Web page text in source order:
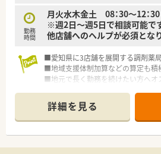
勤務
時間
月火水木金土 08：30～12：30
※週2日～週5日で相談可能で
他店舗へのヘルプが必須とな
■愛知県に3店舗を展開する調剤薬局
■地域支援体制加算などの算定も積
■地元で長く勤務を続けたい方へオ
詳細を見る